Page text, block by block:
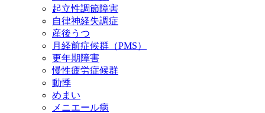
起立性調節障害
自律神経失調症
産後うつ
月経前症候群（PMS）
更年期障害
慢性疲労症候群
動悸
めまい
メニエール病